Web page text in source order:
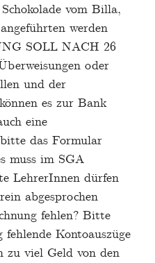
vom Billa,
werden
SOLL NACH 26
oder
und der
es zur Bank
eine
das Formular
muss im SGA
LehrerInnen dürfen
abgesprochen
fehlen? Bitte
Kontoauszüge
zu viel Geld von den